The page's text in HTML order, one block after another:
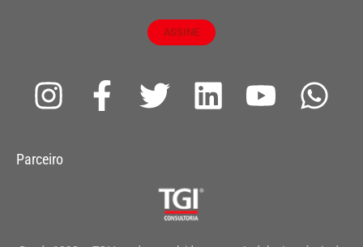
ASSINE
I
s
F
a
T
t
L
Y
W
Parceiro